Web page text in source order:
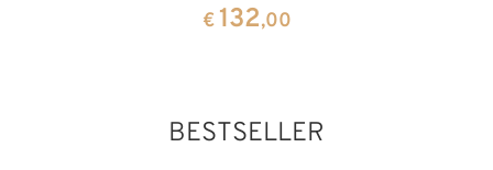
€ 132,00
BESTSELLER